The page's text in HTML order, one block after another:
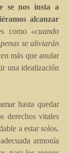
se nos insta a
alcanzar
como«cuando
se aliviarán
más que anular
una idealización
hasta quedar
derechos vitales
a estar solos.
armonía